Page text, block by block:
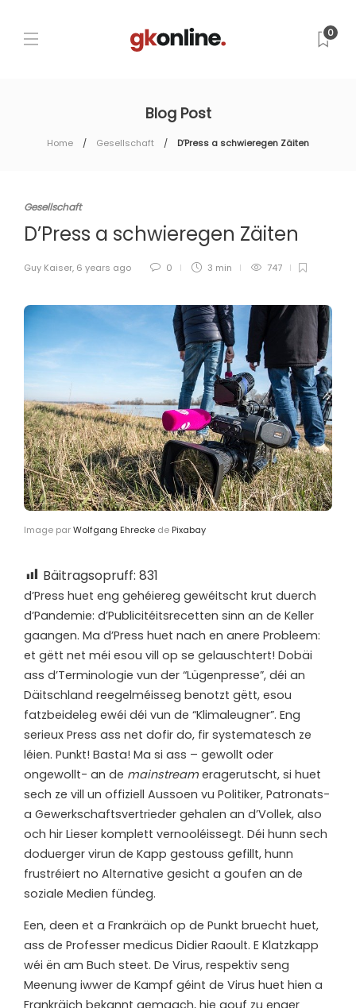
0
Blog Post
Home Gesellschaft D’Press a schwieregen Zäiten
Gesellschaft
D’Press a schwieregen Zäiten
Guy Kaiser, 6 years ago 0 3 min 747
Image parWolfgang Ehrecke de Pixabay
Bäitragsopruff: 831
d’Press huet eng gehéiereg gewéitscht krut duerch
d’Pandemie: d’Publicitéitsrecetten sinn an de Keller
gaangen. Ma d’Press huet nach en anere Probleem:
et gëtt net méi esou vill op se gelauschtert! Dobäi
ass d’Terminologie vun der “Lügenpresse”, déi an
Däitschland reegelméisseg benotzt gëtt, esou
fatzbeideleg ewéi déi vun de “Klimaleugner”. Eng
serieux Press ass net dofir do, fir systematesch ze
léien. Punkt! Basta! Ma si ass – gewollt oder
ongewollt- an de mainstream eragerutscht, si huet
sech ze vill un offiziell Aussoen vu Politiker, Patronats-
a Gewerkschaftsvertrieder gehalen an d’Vollek, also
och hir Lieser komplett vernooléissegt. Déi hunn sech
doduerger virun de Kapp gestouss gefillt, hunn
frustréiert no Alternative gesicht a goufen an de
soziale Medien fündeg.
Een, deen et a Frankräich op de Punkt bruecht huet,
ass de Professer medicus Didier Raoult. E Klatzkapp
wéi ën am Buch steet. De Virus, respektiv seng
Meenung iwwer de Kampf géint de Virus huet hien a
Frankräich bekannt gemaach, hie gouf zu enger